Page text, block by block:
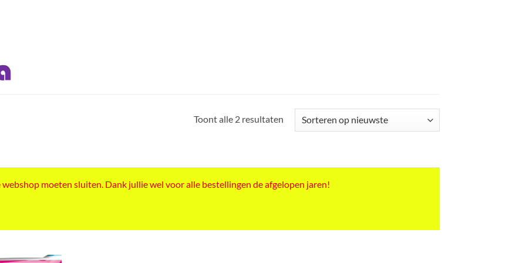
Toont alle 2 resultatenGesorteerd
moeten sluiten. Dank jullie wel voor alle bestellingen de afgelopen jaren!